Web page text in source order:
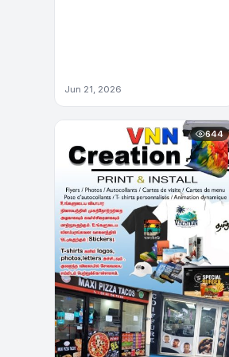
Jun 21, 2026
644